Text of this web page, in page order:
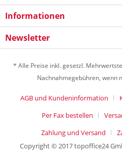
Informationen
Newsletter
* Alle Preise inkl. gesetzl.
Nachnahmegebühren, wenn
AGB und Kundeninformation
Per Fax bestellen
Zahlung und Versand
Copyright © 2017 topoffice24